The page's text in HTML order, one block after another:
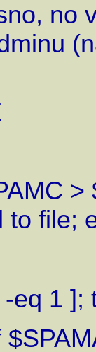
no
to file;
eq 1 ];